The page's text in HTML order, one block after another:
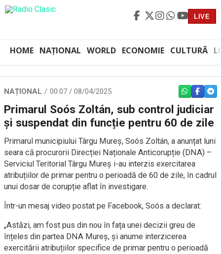
LIVE
HOME NAȚIONAL WORLD ECONOMIE CULTURĂ
NAȚIONAL 00:07 / 08/04/2025 WHATSAPP
Primarul Soós Zoltán, sub control judiciar
și suspendat din funcție pentru 60 de zile
Primarul municipiului Târgu Mureș, Soós Zoltán, a anunțat luni
seara că procurorii Direcției Naționale Anticorupție (DNA) –
Serviciul Teritorial Târgu Mureș i-au interzis exercitarea
atribuțiilor de primar pentru o perioadă de 60 de zile, în cadrul
unui dosar de corupție aflat în investigare.
Într-un mesaj video postat pe Facebook, Soós a declarat:
„Astăzi, am fost pus din nou în fața unei decizii greu de
înțeles din partea DNA Mureș, și anume interzicerea
exercitării atribuțiilor specifice de primar pentru o perioadă